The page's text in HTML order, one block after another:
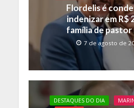
p k
Flordelis é
indenizar em R$
família de
7 de agosto de
DESTAQUES DO DIA